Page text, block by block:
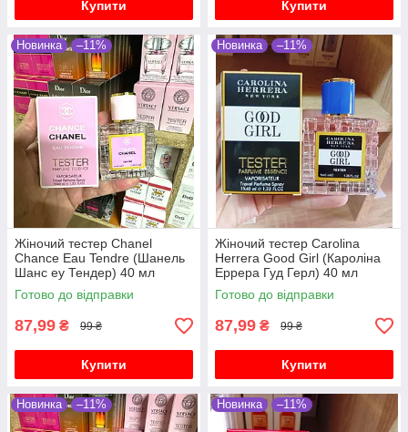
Купити Купити
Новинка –11%
Жіночий тестер Chanel
Chance Eau Tendre (Шанель
Шанс еу Тендер) 40 мл
Готово до відправки
87,99 ₴ 99 ₴
Купити
Новинка –11%
Жіночий тестер Carolina
Herrera Good Girl (Кароліна
Еррера Гуд Герл) 40 мл
Готово до відправки
87,99 ₴ 99 ₴
Купити
Новинка –11% Новинка –11%